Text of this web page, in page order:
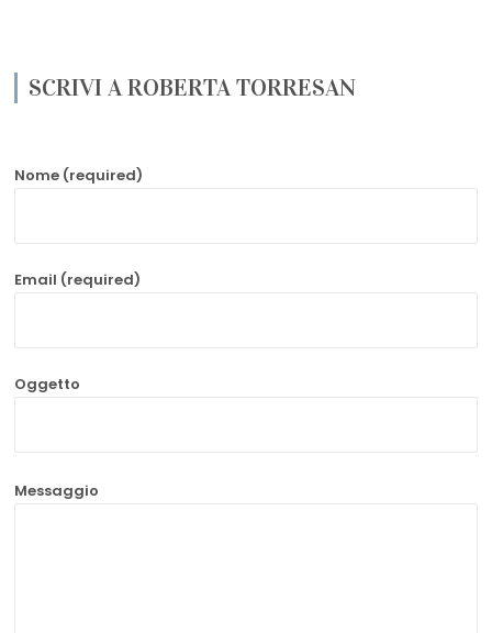
SCRIVI A ROBERTA TORRESAN
Nome (required)
Email (required)
Oggetto
Messaggio